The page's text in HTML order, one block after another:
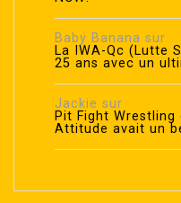
Baby Banana sur
La IWA-Qc (Lutte
25 ans avec un
Jackie sur
Pit Fight Wrestling
Attitude avait un